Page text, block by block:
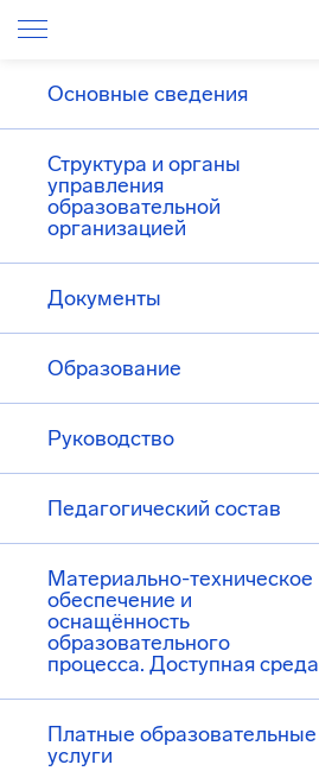
Основные сведения
Структура и органы
управления
образовательной
организацией
Документы
Образование
Руководство
Педагогический состав
Материально-техническое
обеспечение и
оснащённость
образовательного
процесса. Доступная среда
Платные образовательные
услуги